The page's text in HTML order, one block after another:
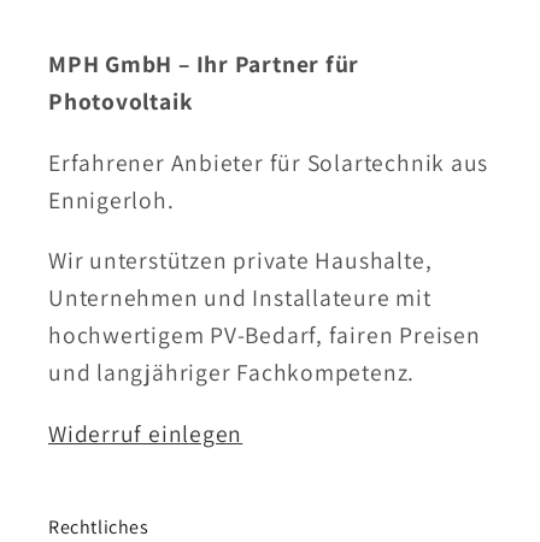
MPH GmbH – Ihr Partner für
Photovoltaik
Erfahrener Anbieter für Solartechnik aus
Ennigerloh.
Wir unterstützen private Haushalte,
Unternehmen und Installateure mit
hochwertigem PV-Bedarf, fairen Preisen
und langjähriger Fachkompetenz.
Widerruf einlegen
Rechtliches